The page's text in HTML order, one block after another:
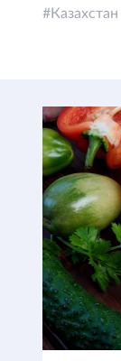
Казахстан